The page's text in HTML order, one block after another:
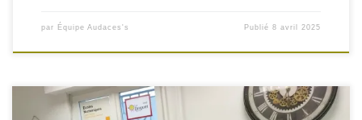
par Équipe Audaces's Publié8 avril 2025